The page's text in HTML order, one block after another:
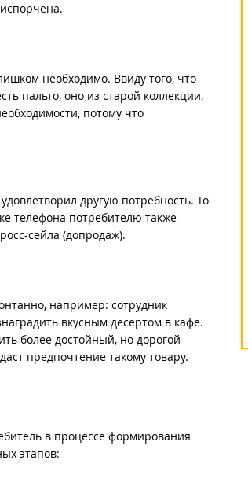
необходимо. Ввиду того, что
пальто, оно из старой коллекции,
потому что
другую потребность. То
телефона потребителю также
сейла (допродаж).
например: сотрудник
вкусным десертом в кафе.
более достойный, но дорогой
предпочтение такому товару.
в процессе формирования
этапов: